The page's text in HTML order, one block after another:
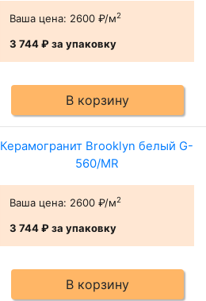
Ваша цена: 2600 ₽/м2
3 744 ₽за упаковку
В корзину
Керамогранит Brooklyn белый G-
560/MR
Ваша цена: 2600 ₽/м2
3 744 ₽за упаковку
В корзину